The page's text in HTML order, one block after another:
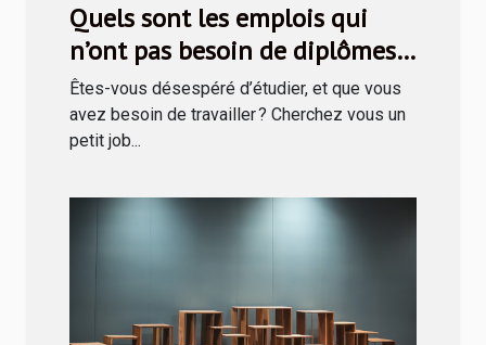
Quels sont les emplois qui
n’ont pas besoin de diplômes
avant de recruter ?
Êtes-vous désespéré d’étudier, et que vous
avez besoin de travailler ? Cherchez vous un
petit job...